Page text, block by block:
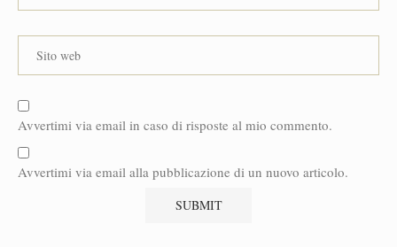
Avvertimi via email in caso di risposte al mio commento.
Avvertimi via email alla pubblicazione di un nuovo articolo.